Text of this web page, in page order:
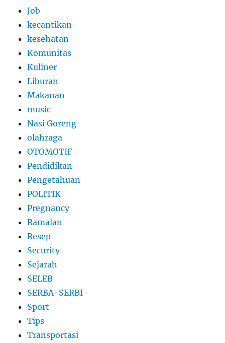
Job
kecantikan
kesehatan
Komunitas
Kuliner
Liburan
Makanan
music
Nasi Goreng
olahraga
OTOMOTIF
Pendidikan
Pengetahuan
POLITIK
Pregnancy
Ramalan
Resep
Security
Sejarah
SELEB
SERBA-SERBI
Sport
Tips
Transportasi